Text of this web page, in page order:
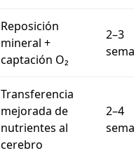
Reposición
mineral +
captación O₂
2–3
Transferencia
mejorada de
nutrientes al
cerebro
2–4